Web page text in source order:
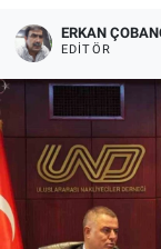
ERKAN
EDITÖR